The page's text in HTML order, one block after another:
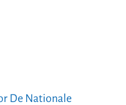
De Nationale